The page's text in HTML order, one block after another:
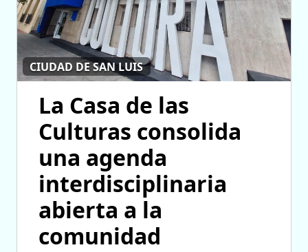
CIUDAD DE SAN LUIS
La Casa de las
Culturas consolida
una agenda
interdisciplinaria
abierta a la
comunidad